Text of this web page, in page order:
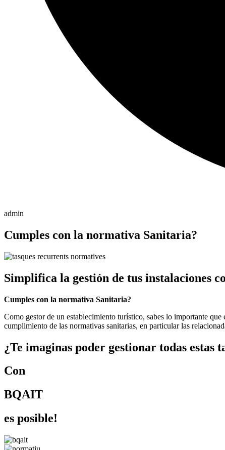
admin
Cumples con la normativa Sanitaria?
Simplifica la gestión de tus instalaciones
Cumples con la normativa Sanitaria?
Como gestor de un establecimiento turístico, sabes lo importante
cumplimiento de las normativas sanitarias, en particular las
¿Te imaginas poder gestionar todas
Con
BQAIT
es posible!